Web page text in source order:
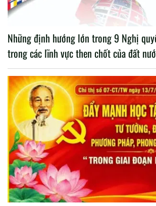
Những định hướng lớn trong 9 Nghị
trong các lĩnh vực then chốt của đất